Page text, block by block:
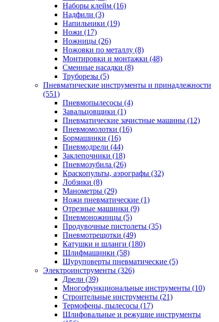
Наборы клейм (16)
Надфили (3)
Напильники (19)
Ножи (17)
Ножницы (26)
Ножовки по металлу (8)
Монтировки и монтажки (48)
Сменные насадки (8)
Труборезы (5)
Пневматические инструменты и принадлежности
(551)
Пневмопылесосы (4)
Завальцовщики (1)
Пневматические зачистные машины (12)
Пневмомолотки (16)
Бормашинки (16)
Пневмодрели (44)
Заклепочники (18)
Пневмозубила (26)
Краскопульты, аэрографы (32)
Лобзики (8)
Манометры (29)
Ножи пневматические (1)
Отрезные машинки (9)
Пневмоножницы (5)
Продувочные пистолеты (35)
Пневмотрещотки (49)
Катушки и шланги (180)
Шлифмашинки (58)
Шуруповерты пневматические (5)
Электроинструменты (326)
Дрели (39)
Многофункциональные инструменты (10)
Строительные инструменты (21)
Термофены, пылесосы (17)
Шлифовальные и режущие инструменты